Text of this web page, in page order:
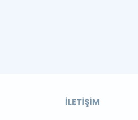
İLETIŞIM